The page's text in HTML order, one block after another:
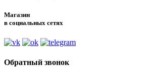
Магазин
в социальных сетях
Обратный звонок